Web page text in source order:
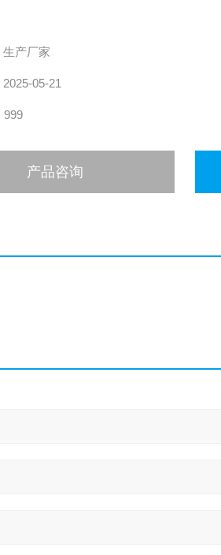
生产厂家
2025-05-21
999
产品咨询